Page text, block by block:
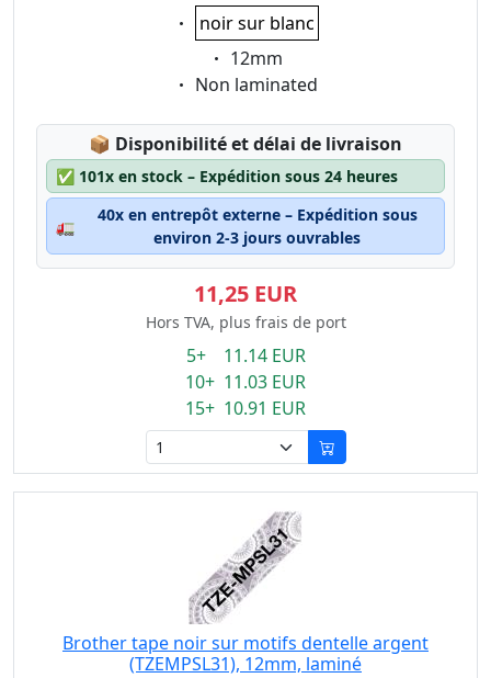
Eigenschaft:
noir sur blanc
Eigenschaft:
12mm
Eigenschaft:
Non laminated
📦 Lagerstatus:
Disponibilité et délai de livraison
✅ 101x en stock – Expédition sous 24 heures
🚛
40x en entrepôt externe – Expédition sous
environ 2-3 jours ouvrables
11,25 EUR
Hors TVA, plus frais de port
5+ 11.14 EUR
10+ 11.03 EUR
15+ 10.91 EUR
Brother tape noir sur motifs dentelle argent
(TZEMPSL31), 12mm, laminé